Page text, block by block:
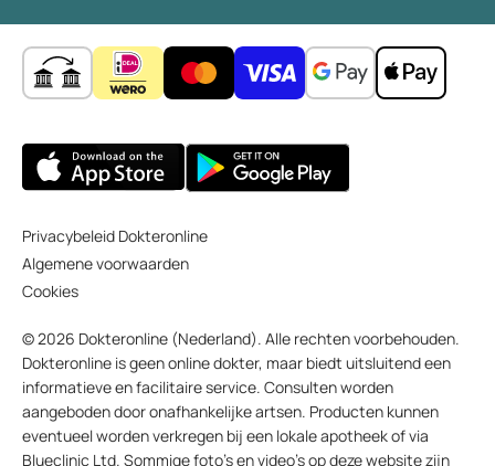
Privacybeleid Dokteronline
Algemene voorwaarden
Cookies
© 2026 Dokteronline (Nederland). Alle rechten voorbehouden.
Dokteronline is geen online dokter, maar biedt uitsluitend een
informatieve en facilitaire service. Consulten worden
aangeboden door onafhankelijke artsen. Producten kunnen
eventueel worden verkregen bij een lokale apotheek of via
Blueclinic Ltd. Sommige foto’s en video’s op deze website zijn